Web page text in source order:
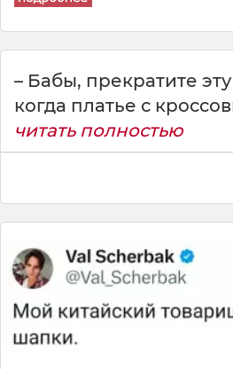
– Бабы, прекратите
когда платье с
читать полностью